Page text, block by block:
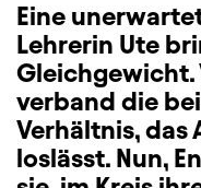
Eine
Lehrerin Ute
Gleichgewicht.
verband die
Verhältnis, das
loslässt. Nun,